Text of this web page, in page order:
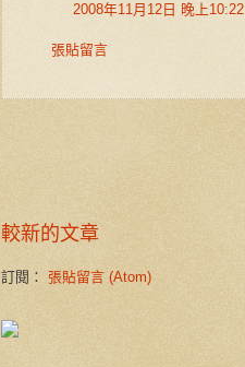
2008年11月12日 晚上10:22
張貼留言
較新的文章
訂閱： 張貼留言 (Atom)